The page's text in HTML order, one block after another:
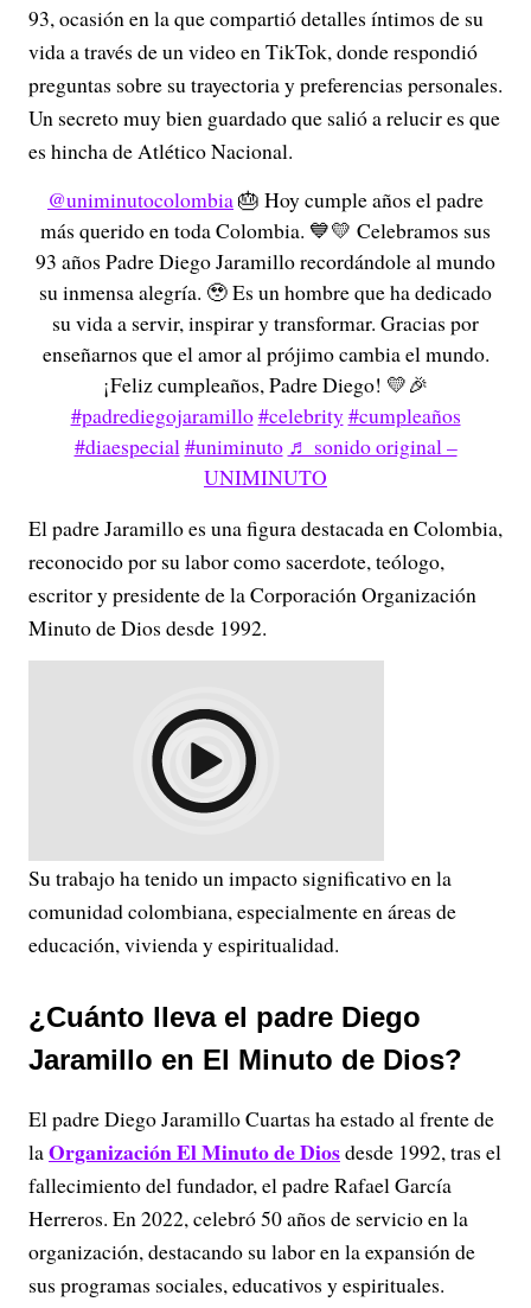
93, ocasión en la que compartió detalles íntimos de su
vida a través de un video en TikTok, donde respondió
preguntas sobre su trayectoria y preferencias personales.
Un secreto muy bien guardado que salió a relucir es que
es hincha de Atlético Nacional.
@uniminutocolombia🎂 Hoy cumple años el padre
más querido en toda Colombia. 💙💛 Celebramos sus
93 años Padre Diego Jaramillo recordándole al mundo
su inmensa alegría. 🥹 Es un hombre que ha dedicado
su vida a servir, inspirar y transformar. Gracias por
enseñarnos que el amor al prójimo cambia el mundo.
¡Feliz cumpleaños, Padre Diego! 💛🎉
#padrediegojaramillo#celebrity#cumpleaños
#diaespecial#uniminuto ♬ sonido original –
UNIMINUTO
El padre Jaramillo es una figura destacada en Colombia,
reconocido por su labor como sacerdote, teólogo,
escritor y presidente de la Corporación Organización
Minuto de Dios desde 1992.
Su trabajo ha tenido un impacto significativo en la
comunidad colombiana, especialmente en áreas de
educación, vivienda y espiritualidad.
¿Cuánto lleva el padre Diego
Jaramillo en El Minuto de Dios?
El padre Diego Jaramillo Cuartas ha estado al frente de
laOrganización El Minuto de Diosdesde 1992, tras el
fallecimiento del fundador, el padre Rafael García
Herreros. En 2022, celebró 50 años de servicio en la
organización, destacando su labor en la expansión de
sus programas sociales, educativos y espirituales.